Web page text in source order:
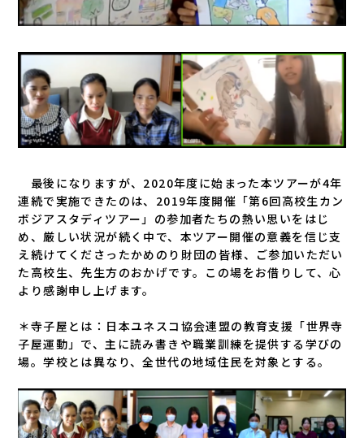
最後になりますが、2020年度に始まった本ツアーが4年
連続で実施できたのは、2019年度開催「第6回高校生カン
ボジアスタディツアー」の参加者たちの熱い思いをはじ
め、厳しい状況が続く中で、本ツアー開催の意義を信じ支
え続けてくださったかめのり財団の皆様、ご参加いただい
た高校生、先生方のおかげです。この場をお借りして、心
より感謝申し上げます。
＊寺子屋とは：日本ユネスコ協会連盟の教育支援「世界寺
子屋運動」で、主に読み書きや職業訓練を提供する学びの
場。学校とは異なり、全世代の地域住民を対象とする。